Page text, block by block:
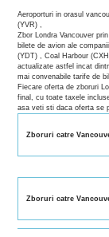
Aeroporturi in orasul
(YVR) ,
Zbor Londra Vancouver
bilete de avion ale
(YDT) , Coal Harbour
actualizate astfel incat
mai convenabile tarife de
Fiecare oferta de zboruri
final, cu toate taxele
asa veti sti daca oferta se
Zboruri catre
Zboruri catre